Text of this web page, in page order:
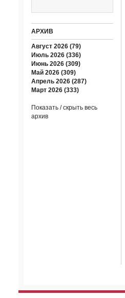
АРХИВ
Август 2026 (79)
Июль 2026 (336)
Июнь 2026 (309)
Май 2026 (309)
Апрель 2026 (287)
Март 2026 (333)
Показать / скрыть весь
архив